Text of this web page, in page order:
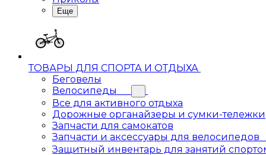
Еще
ТОВАРЫ ДЛЯ СПОРТА И ОТДЫХА
Беговелы
Велосипеды
Все для активного отдыха
Дорожные органайзеры и сумки-тележки
Запчасти для самокатов
Запчасти и аксессуары для велосипедов
Защитный инвентарь для занятий